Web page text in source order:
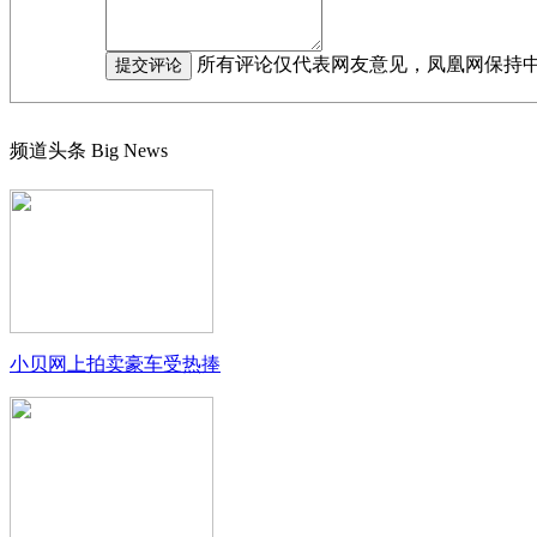
所有评论仅代表网友意见，凤凰网保持
频道头条 Big News
小贝网上拍卖豪车受热捧